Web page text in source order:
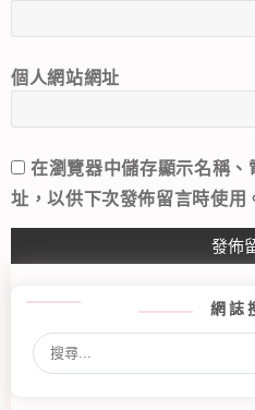
個人網站網址
在瀏覽器中儲存顯示名稱
址，以供下次發佈留言時使用
網誌